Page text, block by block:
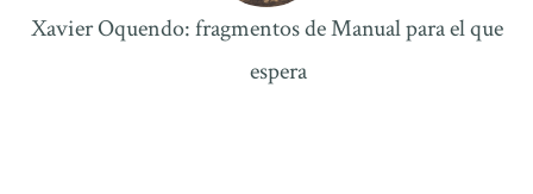
Xavier Oquendo: fragmentos de Manual para el que
espera